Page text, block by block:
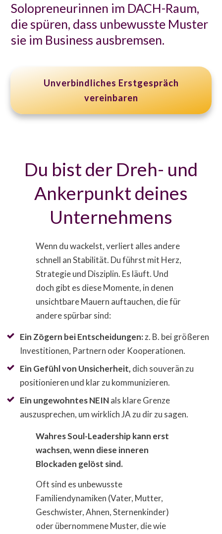
Solopreneurinnen im DACH-Raum,
die spüren, dass unbewusste Muster
sie im Business ausbremsen.
Unverbindliches Erstgespräch
vereinbaren
Du bist der Dreh- und
Ankerpunkt deines
Unternehmens
Wenn du wackelst, verliert alles andere
schnell an Stabilität. Du führst mit Herz,
Strategie und Disziplin. Es läuft. Und
doch gibt es diese Momente, in denen
unsichtbare Mauern auftauchen, die für
andere spürbar sind:
Ein Zögern bei Entscheidungen:z. B. bei größeren
Investitionen, Partnern oder Kooperationen.
Ein Gefühl von Unsicherheit, dich souverän zu
positionieren und klar zu kommunizieren.
Ein ungewohntes NEINals klare Grenze
auszusprechen, um wirklich JA zu dir zu sagen.
Wahres Soul-Leadership kann erst
wachsen, wenn diese inneren
Blockaden gelöst sind.
Oft sind es unbewusste
Familiendynamiken (Vater, Mutter,
Geschwister, Ahnen, Sternenkinder)
oder übernommene Muster, die wie